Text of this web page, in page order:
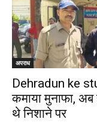
अपराध
Dehradun ke
कमाया मुनाफा,
थे निशाने पर